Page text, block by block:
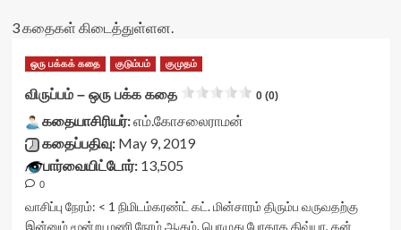
3 கதைகள் கிடைத்துள்ளன.
ஒரு பக்கக் கதை குடும்பம் குமுதம்
விருப்பம் – ஒரு பக்க கதை 0 (0)
கதையாசிரியர்:எம்.கோசலைராமன்
கதைப்பதிவு:May 9, 2019
பார்வையிட்டோர்:13,505
0
வாசிப்பு நேரம்: < 1 நிமிடம்கரண்ட் கட். மின்சாரம் திரும்ப வருவதற்கு
இன்னும் மூன்று மணி நேரம் ஆகும். பொழுது போகாத திவ்யா, தன்